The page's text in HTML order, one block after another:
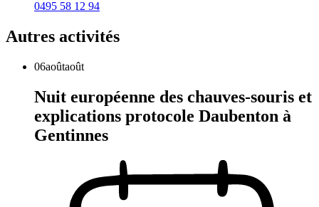
0495 58 12 94
Autres activités
06aoûtaoût
Nuit européenne des chauves-souris et
explications protocole Daubenton à
Gentinnes